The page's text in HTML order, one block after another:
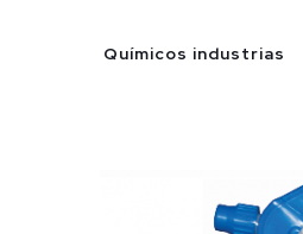
Químicos industrias